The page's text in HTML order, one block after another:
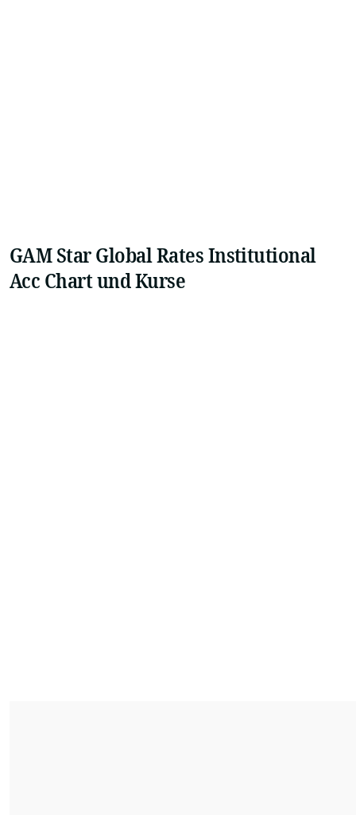
GAM Star Global Rates Institutional
Acc Chart und Kurse